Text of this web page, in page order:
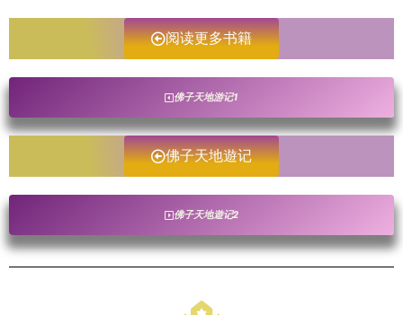
阅读更多书籍
佛子天地游记1
佛子天地遊记
佛子天地遊记2